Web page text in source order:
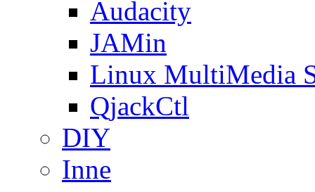
Audacity
JAMin
Linux MultiMedia
QjackCtl
DIY
Inne